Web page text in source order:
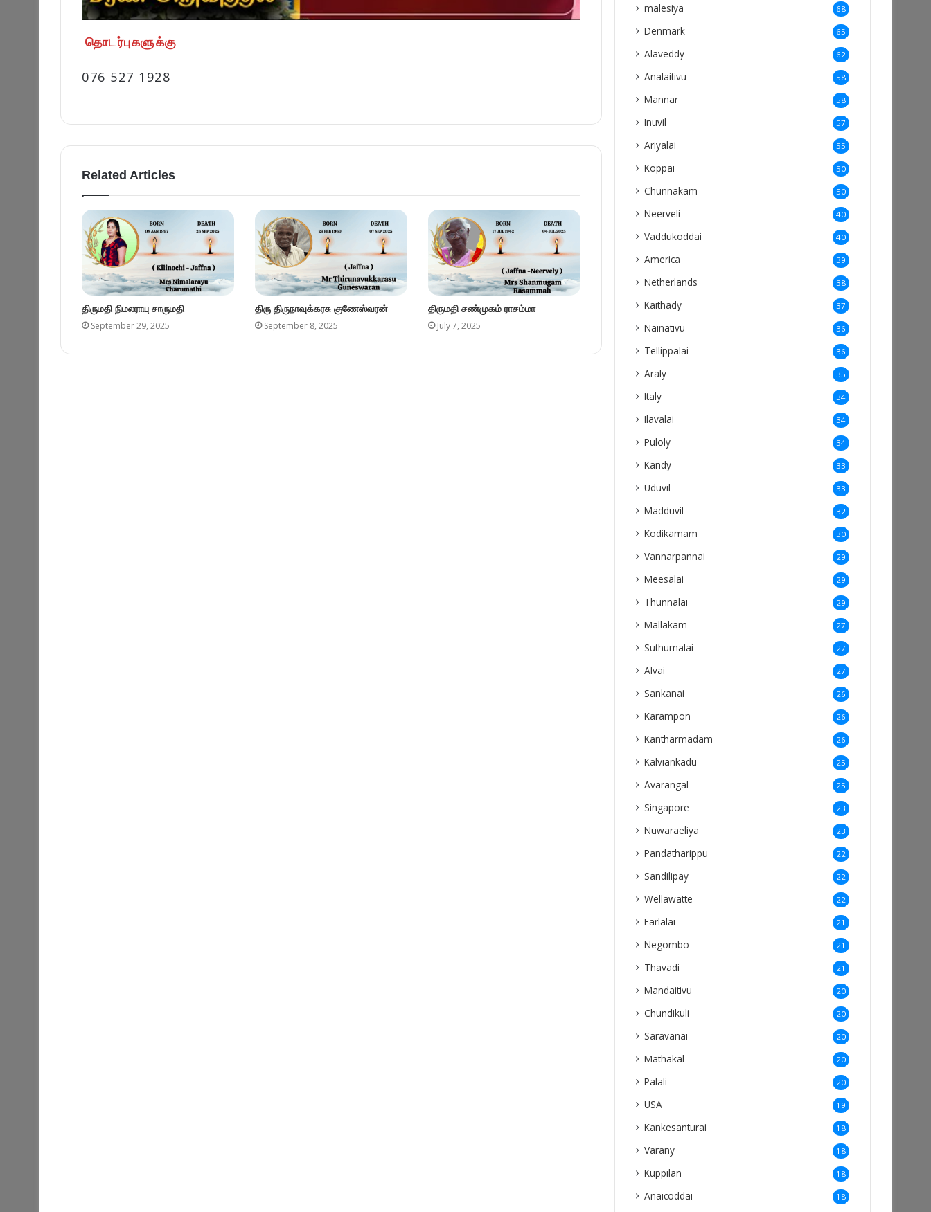
தொடர்புகளுக்கு
076 527 1928
Related Articles
திருமதி நிமலராயு சாருமதி
September 29, 2025
திரு திருநாவுக்கரசு குணேஸ்வரன்
September 8, 2025
திருமதி சண்முகம் ராசம்மா
July 7, 2025
malesiya 68
Denmark 65
Alaveddy 62
Analaitivu 58
Mannar 58
Inuvil 57
Ariyalai 55
Koppai 50
Chunnakam 50
Neerveli 40
Vaddukoddai 40
America 39
Netherlands 38
Kaithady 37
Nainativu 36
Tellippalai 36
Araly 35
Italy 34
Ilavalai 34
Puloly 34
Kandy 33
Uduvil 33
Madduvil 32
Kodikamam 30
Vannarpannai 29
Meesalai 29
Thunnalai 29
Mallakam 27
Suthumalai 27
Alvai 27
Sankanai 26
Karampon 26
Kantharmadam 26
Kalviankadu 25
Avarangal 25
Singapore 23
Nuwaraeliya 23
Pandatharippu 22
Sandilipay 22
Wellawatte 22
Earlalai 21
Negombo 21
Thavadi 21
Mandaitivu 20
Chundikuli 20
Saravanai 20
Mathakal 20
Palali 20
USA 19
Kankesanturai 18
Varany 18
Kuppilan 18
Anaicoddai 18